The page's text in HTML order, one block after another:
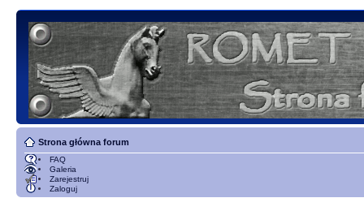
Strona główna forum
FAQ
Galeria
Zarejestruj
Zaloguj